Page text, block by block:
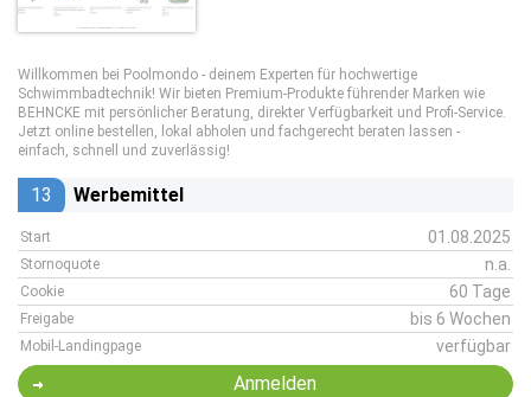
Willkommen bei Poolmondo - deinem Experten für hochwertige
Schwimmbadtechnik! Wir bieten Premium-Produkte führender Marken wie
BEHNCKE mit persönlicher Beratung, direkter Verfügbarkeit und Profi-Service.
Jetzt online bestellen, lokal abholen und fachgerecht beraten lassen -
einfach, schnell und zuverlässig!
13 Werbemittel
Start 01.08.2025
Stornoquote n.a.
Cookie 60 Tage
Freigabe bis 6 Wochen
Mobil-Landingpage verfügbar
Anmelden